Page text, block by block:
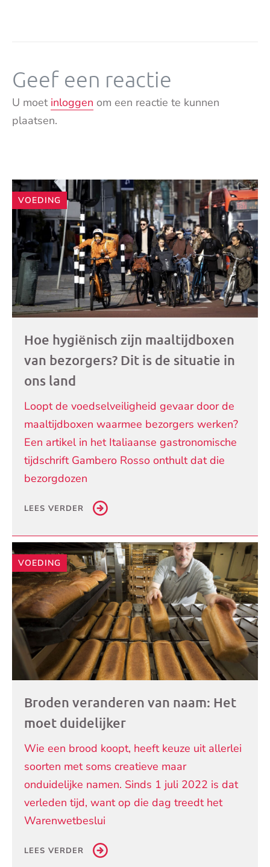
Geef een reactie
U moet inloggen om een reactie te kunnen
plaatsen.
Andere
artikelen
VOEDING
Hoe hygiënisch zijn maaltijdboxen
van bezorgers? Dit is de situatie in
ons land
Loopt de voedselveiligheid gevaar door de
maaltijdboxen waarmee bezorgers werken?
Een artikel in het Italiaanse gastronomische
tijdschrift Gambero Rosso onthult dat die
bezorgdozen
LEES VERDER
VOEDING
Broden veranderen van naam: Het
moet duidelijker
Wie een brood koopt, heeft keuze uit allerlei
soorten met soms creatieve maar
onduidelijke namen. Sinds 1 juli 2022 is dat
verleden tijd, want op die dag treedt het
Warenwetbeslui
LEES VERDER